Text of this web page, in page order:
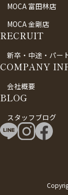
MOCA 富田林店
MOCA 金剛店
RECRUIT
新卒・中途・パー
COMPANY
会社概要
BLOG
スタッフブログ